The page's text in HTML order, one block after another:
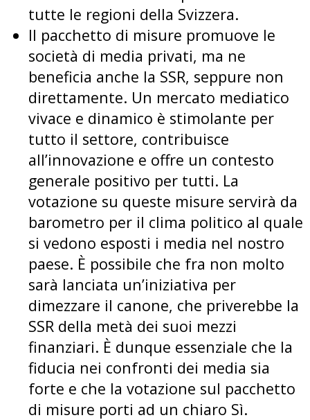
tutte le regioni della Svizzera.
Il pacchetto di misure promuove le
società di media privati, ma ne
beneficia anche la SSR, seppure non
direttamente. Un mercato mediatico
vivace e dinamico è stimolante per
tutto il settore, contribuisce
all’innovazione e offre un contesto
generale positivo per tutti. La
votazione su queste misure servirà da
barometro per il clima politico al quale
si vedono esposti i media nel nostro
paese. È possibile che fra non molto
sarà lanciata un’iniziativa per
dimezzare il canone, che priverebbe la
SSR della metà dei suoi mezzi
finanziari. È dunque essenziale che la
fiducia nei confronti dei media sia
forte e che la votazione sul pacchetto
di misure porti ad un chiaro Sì.